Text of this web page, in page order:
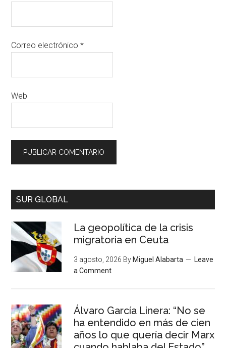
Correo electrónico*
Web
SUR GLOBAL
La geopolítica de la crisis
migratoria en Ceuta
3 agosto, 2026 By Miguel Alabarta
Leave
a Comment
Álvaro García Linera: “No se
ha entendido en más de cien
años lo que quería decir Marx